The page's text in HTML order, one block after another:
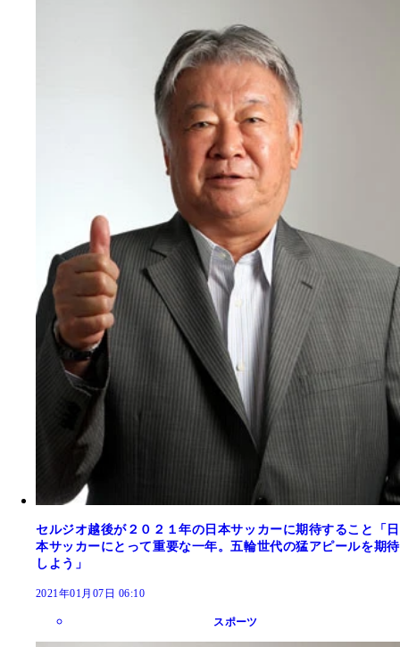
セルジオ越後が２０２１年の日本サッカーに期待すること「日
本サッカーにとって重要な一年。五輪世代の猛アピールを期待
しよう」
2021年01月07日 06:10
スポーツ